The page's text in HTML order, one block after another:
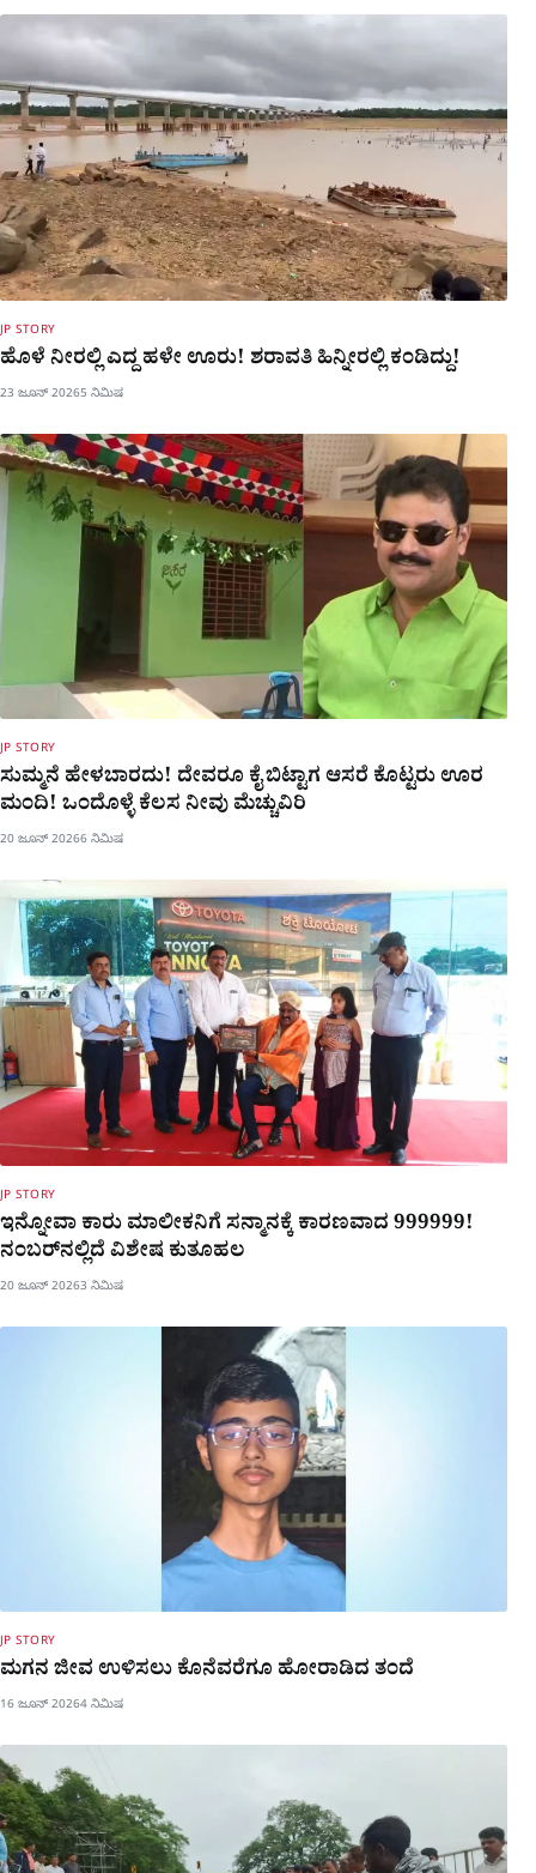
JP STORY
ಹೊಳೆ ನೀರಲ್ಲಿ ಎದ್ದ ಹಳೇ ಊರು! ಶರಾವತಿ ಹಿನ್ನೀರಲ್ಲಿ ಕಂಡಿದ್ದು!
23 ಜೂನ್ 20265 ನಿಮಿಷ
JP STORY
ಸುಮ್ಮನೆ ಹೇಳಬಾರದು! ದೇವರೂ ಕೈ ಬಿಟ್ಟಾಗ ಆಸರೆ ಕೊಟ್ಟರು ಊರ
ಮಂದಿ! ಒಂದೊಳ್ಳೆ ಕೆಲಸ ನೀವು ಮೆಚ್ಚುವಿರಿ
20 ಜೂನ್ 20266 ನಿಮಿಷ
JP STORY
ಇನ್ನೋವಾ ಕಾರು ಮಾಲೀಕನಿಗೆ ಸನ್ಮಾನಕ್ಕೆ ಕಾರಣವಾದ 999999!
ನಂಬರ್​ನಲ್ಲಿದೆ ವಿಶೇಷ ಕುತೂಹಲ
20 ಜೂನ್ 20263 ನಿಮಿಷ
JP STORY
ಮಗನ ಜೀವ ಉಳಿಸಲು ಕೊನೆವರೆಗೂ ಹೋರಾಡಿದ ತಂದೆ
16 ಜೂನ್ 20264 ನಿಮಿಷ